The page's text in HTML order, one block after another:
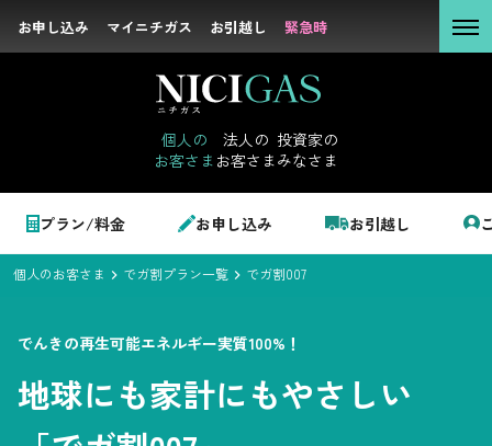
お申し込み マイニチガス お引越し 緊急時
個人の
お客さま
法人の
お客さま
投資家の
みなさま
プラン/料金 お申し込み お引越し
お申し込み マイニチガス お引越し 緊急時
個人のお客さま
料金
お客さま
投資家の
サステナビリテ
ィ
個人のお客さま でガ割プラン一覧 でガ割007
でんきの再生可能エネルギー実質100%！
地球にも家計にもやさしい